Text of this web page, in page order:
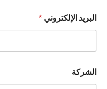
البريد الإلكتروني *
ل
إ
الشركة